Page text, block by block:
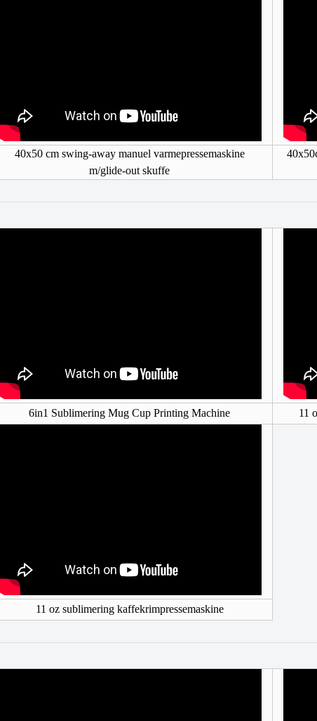
40x50 cm swing-away manuel varmepressemaskine
m/glide-out skuffe
6in1 Sublimering Mug Cup Printing Machine 11
11 oz sublimering kaffekrimpressemaskine